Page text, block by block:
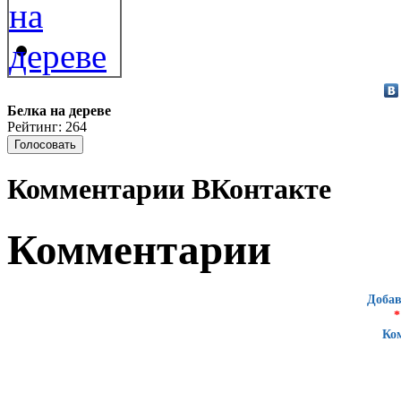
Белка на дереве
Рейтинг: 264
Комментарии ВКонтакте
Комментарии
*